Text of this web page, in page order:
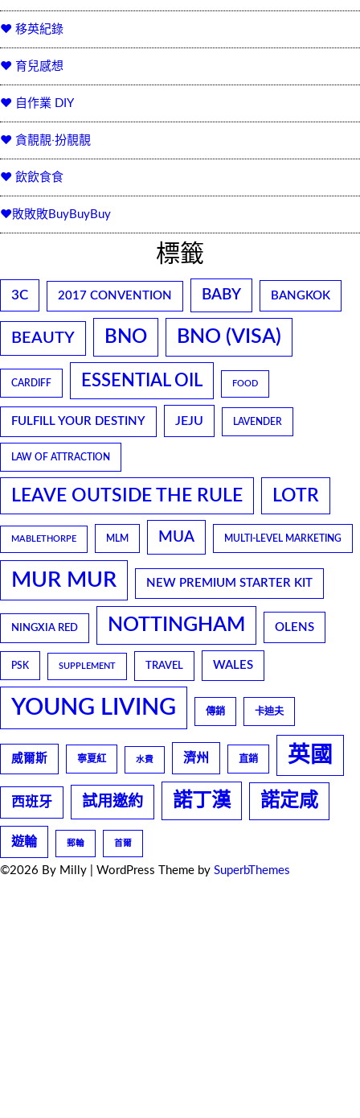
♥ 移英紀錄
♥ 育兒感想
♥ 自作業 DIY
♥ 貪靚靚‧扮靚靚
♥ 飲飲食食
♥敗敗敗BuyBuyBuy
標籤
3C 2017 CONVENTION BABY BANGKOK
BEAUTY BNO BNO (VISA)
CARDIFF ESSENTIAL OIL FOOD
FULFILL YOUR DESTINY JEJU LAVENDER
LAW OF ATTRACTION
LEAVE OUTSIDE THE RULE LOTR
MABLETHORPE MLM MUA MULTI-LEVEL MARKETING
MUR MUR NEW PREMIUM STARTER KIT
NINGXIA RED NOTTINGHAM OLENS
PSK SUPPLEMENT TRAVEL WALES
YOUNG LIVING 傳銷 卡迪夫
威爾斯 寧夏紅 水費 濟州 直銷 英國
西班牙 試用邀約 諾丁漢 諾定咸
遊輪 郵輪 首爾
©2026 By Milly | WordPress Theme by SuperbThemes